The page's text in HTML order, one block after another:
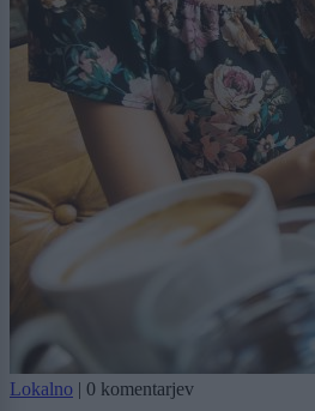
Lokalno | 0 komentarjev